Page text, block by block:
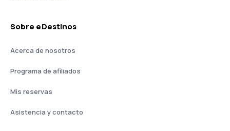
Sobre eDestinos
Acerca de nosotros
Programa de afiliados
Mis reservas
Asistencia y contacto